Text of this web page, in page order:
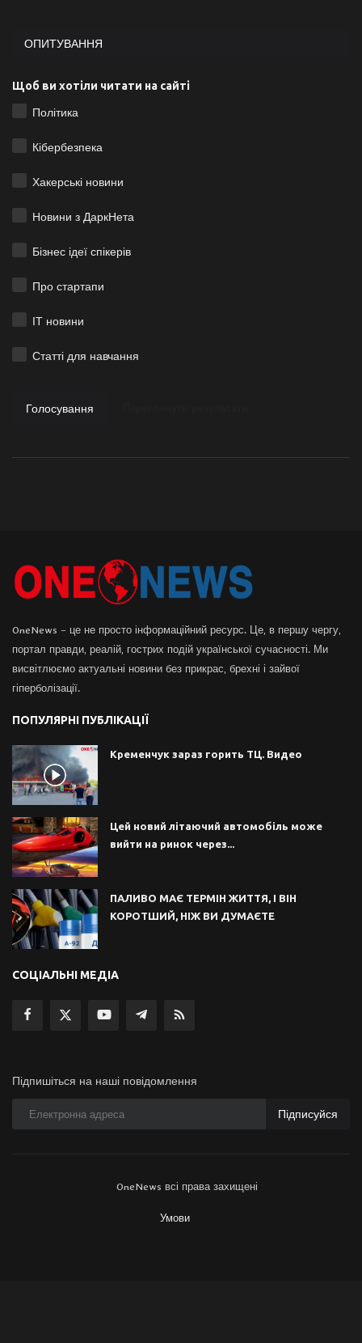
ОПИТУВАННЯ
Щоб ви хотіли читати на сайті
Політика
Кібербезпека
Хакерські новини
Новини з ДаркНета
Бізнес ідеї спікерів
Про стартапи
ІТ новини
Статті для навчання
Голосування
OneNews – це не просто інформаційний ресурс. Це, в першу чергу,
портал правди, реалій, гострих подій української сучасності. Ми
висвітлюємо актуальні новини без прикрас, брехні і зайвої
гіперболізації.
ПОПУЛЯРНІ ПУБЛІКАЦІЇ
Кременчук зараз горить ТЦ. Видео
Цей новий літаючий автомобіль може
вийти на ринок через...
ПАЛИВО МАЄ ТЕРМІН ЖИТТЯ, І ВІН
КОРОТШИЙ, НІЖ ВИ ДУМАЄТЕ
СОЦІАЛЬНІ МЕДІА
Підпишіться на наші повідомлення
Підписуйся
OneNews всі права захищені
Умови